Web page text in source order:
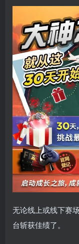
无论线上或线下赛
台斩获佳绩了。